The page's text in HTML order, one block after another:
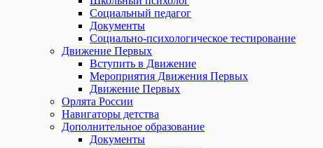
Социальный педагог
Документы
Социально-психологическое тестирование
Движение Первых
Вступить в Движение
Мероприятия Движения Первых
Движение Первых
Орлята России
Навигаторы детства
Дополнительное образование
Документы